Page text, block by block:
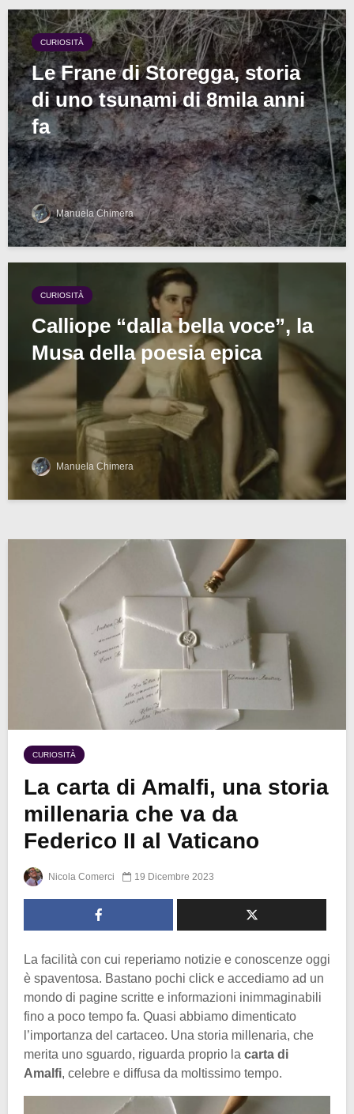
CURIOSITÀ
Le Frane di Storegga, storia
di uno tsunami di 8mila anni
fa
Manuela Chimera
CURIOSITÀ
Calliope “dalla bella voce”, la
Musa della poesia epica
Manuela Chimera
CURIOSITÀ
La carta di Amalfi, una storia
millenaria che va da
Federico II al Vaticano
Nicola Comerci 19 Dicembre 2023
La facilità con cui reperiamo notizie e conoscenze oggi
è spaventosa. Bastano pochi click e accediamo ad un
mondo di pagine scritte e informazioni inimmaginabili
fino a poco tempo fa. Quasi abbiamo dimenticato
l’importanza del cartaceo. Una storia millenaria, che
merita uno sguardo, riguarda proprio la carta di
Amalfi, celebre e diffusa da moltissimo tempo.